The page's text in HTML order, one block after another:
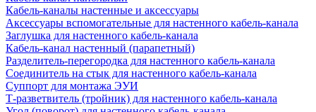
Кабель-каналы настенные и аксессуары
Аксессуары вспомогательные для настенного кабель-канала
Заглушка для настенного кабель-канала
Кабель-канал настенный (парапетный)
Разделитель-перегородка для настенного кабель-канала
Соединитель на стык для настенного кабель-канала
Суппорт для монтажа ЭУИ
Т-разветвитель (тройник) для настенного кабель-канала